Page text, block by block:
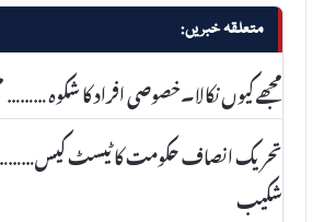
متعلقہ خبریں:
مجھے کیوں نکالا۔خصوصی افراد کا شکوہ
تحریک انصاف حکومت کا ٹیسٹ
شکیب